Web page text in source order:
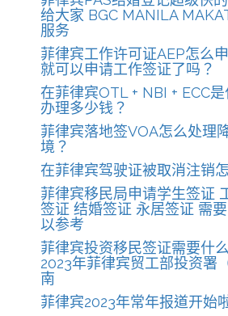
给大家 BGC MANILA
服务
菲律宾工作许可证AEP怎么
就可以申请工作签证了吗？
在菲律宾OTL + NBI + ECC
办理多少钱？
菲律宾落地签VOA怎么处理
境？
在菲律宾驾驶证被取消注销
菲律宾移民局申请学生签证
签证 结婚签证 永居签证 需
以参考
菲律宾投资移民签证需要什
2023年菲律宾贸工部投资署
南
菲律宾2023年常年报道开始